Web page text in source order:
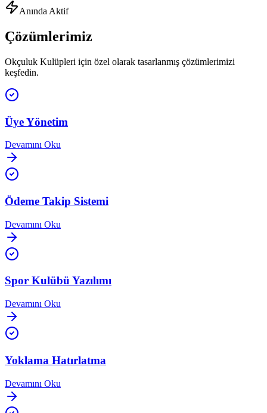
Anında Aktif
Çözümlerimiz
Okçuluk Kulüpleri için özel olarak tasarlanmış çözümlerimizi
keşfedin.
Üye Yönetim
Devamını Oku
Ödeme Takip Sistemi
Devamını Oku
Spor Kulübü Yazılımı
Devamını Oku
Yoklama Hatırlatma
Devamını Oku